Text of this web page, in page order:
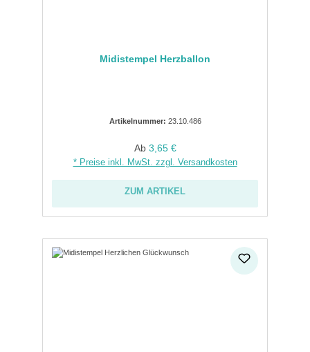
Midistempel Herzballon
Artikelnummer: 23.10.486
Regulärer Preis:
Ab 3,65 €
* Preise inkl. MwSt. zzgl. Versandkosten
ZUM ARTIKEL